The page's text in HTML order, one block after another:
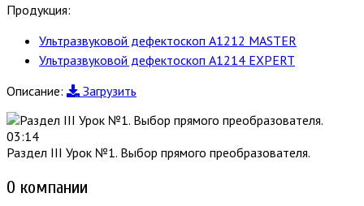
Продукция:
Ультразвуковой дефектоскоп А1212 MASTER
Ультразвуковой дефектоскоп А1214 EXPERT
Описание:
Загрузить
03:14
Раздел III Урок №1. Выбор прямого преобразователя.
О компании